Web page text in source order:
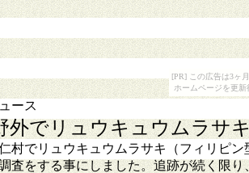
[PR] この広告は3ヶ
ホームページを更
ース
外でリュウキュウムラサ
村でリュウキュウムラサキ（フィリピ
査をする事にしました。追跡が続く限